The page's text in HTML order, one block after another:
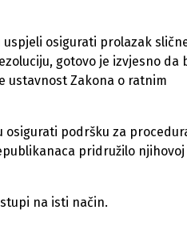
osigurati prolazak
gotovo je izvjesno da
ustavnost Zakona o ratnim
osigurati podršku za
pridružilo njihovoj
na isti način.